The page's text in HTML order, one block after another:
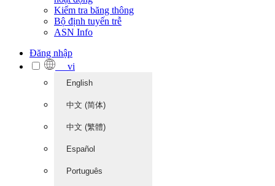
Kiểm tra băng thông
Bộ định tuyến trễ
ASN Info
Đăng nhập
vi
English
中文 (简体)
中文 (繁體)
Español
Português